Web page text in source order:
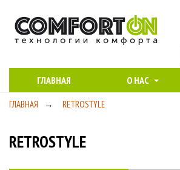
ГЛАВНАЯ О НАС
ГЛАВНАЯ → RETROSTYLE
RETROSTYLE